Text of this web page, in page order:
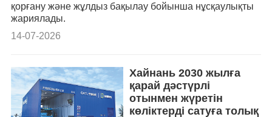
қорғану және жұлдыз бақылау бойынша нұсқаулықты
жариялады.
14-07-2026
Хайнань 2030 жылға
қарай дәстүрлі
отынмен жүретін
көліктерді сатуға толық